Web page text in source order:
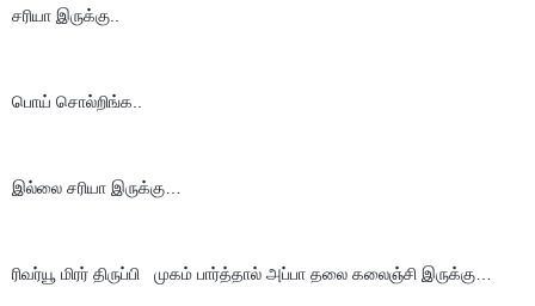
சரியா இருக்கு..
பொய் சொல்றிங்க..
இல்லை சரியா இருக்கு…
ரிவர்யூ மிரர் திருப்பி   முகம் பார்த்தால் அப்பா தலை கலைஞ்சி இருக்கு…